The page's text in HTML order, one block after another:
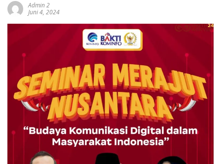
Admin 2
Juni 4, 2024